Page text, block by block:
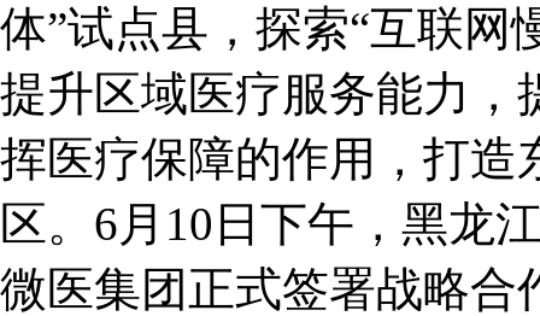
体”试点县，探索“互联网
提升区域医疗服务能力，
挥医疗保障的作用，打造
区。6月10日下午，黑龙
微医集团正式签署战略合